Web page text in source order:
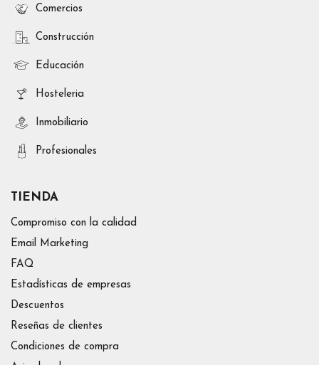
Comercios
Construcción
Educación
Hosteleria
Inmobiliario
Profesionales
TIENDA
Compromiso con la calidad
Email Marketing
FAQ
Estadísticas de empresas
Descuentos
Reseñas de clientes
Condiciones de compra